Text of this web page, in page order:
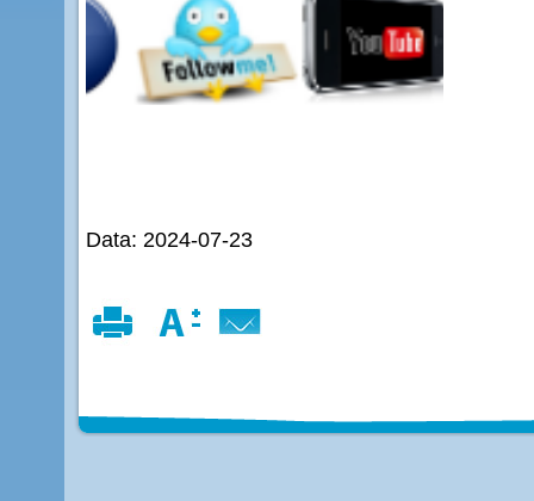
Data: 2024-07-23